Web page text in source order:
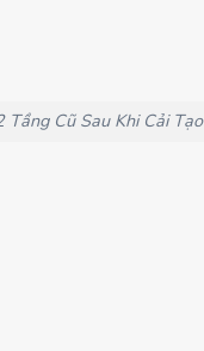
Tầng Cũ Sau Khi Cải Tạo